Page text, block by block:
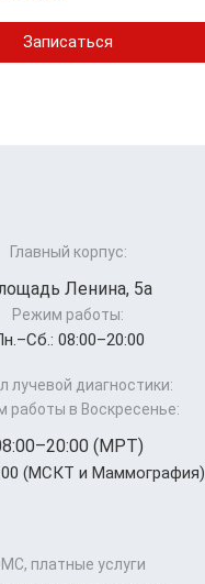
Записаться
Главный корпус:
Ленина, 5а
Режим работы:
08:00–20:00
лучевой диагностики:
работы в Воскресенье:
(МРТ)
(МСКТ и Маммография)
платные услуги